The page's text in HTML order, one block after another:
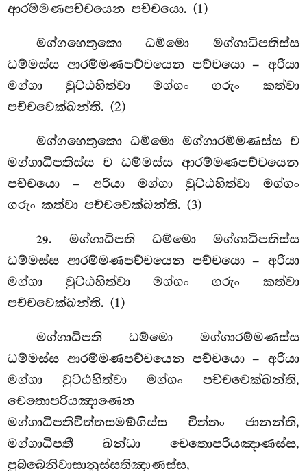
ආරම්මණපච්චයෙන පච්චයො. (1)
මග්ගහෙතුකොධම්මො මග්ගාධිපතිස්ස
ධම්මස්ස ආරම්මණපච්චයෙන පච්චයො – අරියා
මග්ගා වුට්ඨහිත්වා මග්ගං ගරුං කත්වා
පච්චවෙක්ඛන්ති. (2)
මග්ගහෙතුකො ධම්මො මග්ගාරම්මණස්ස ච
මග්ගාධිපතිස්ස ච ධම්මස්ස ආරම්මණපච්චයෙන
පච්චයො – අරියා මග්ගා වුට්ඨහිත්වා මග්ගං
ගරුංකත්වා පච්චවෙක්ඛන්ති. (3)
29. මග්ගාධිපති ධම්මො මග්ගාධිපතිස්ස
ධම්මස්ස ආරම්මණපච්චයෙන පච්චයො – අරියා
මග්ගා වුට්ඨහිත්වා මග්ගං ගරුං කත්වා
පච්චවෙක්ඛන්ති. (1)
මග්ගාධිපති ධම්මො මග්ගාරම්මණස්ස
ධම්මස්ස ආරම්මණපච්චයෙන පච්චයො – අරියා
මග්ගා වුට්ඨහිත්වා මග්ගං පච්චවෙක්ඛන්ති,
චෙතොපරියඤාණෙන
මග්ගාධිපතිචිත්තසමඞ්ගිස්ස චිත්තං ජානන්ති,
මග්ගාධිපතී ඛන්ධා චෙතොපරියඤාණස්ස,
පුබ්බෙනිවාසානුස්සතිඤාණස්ස,